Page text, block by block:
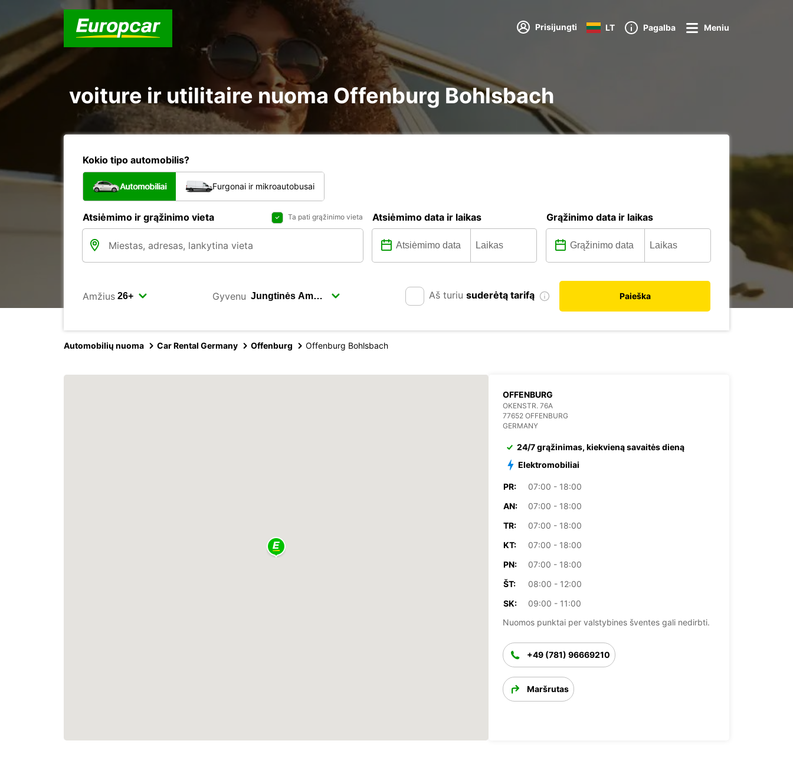
Prisijungti LT Pagalba Meniu
voiture ir utilitaire nuoma Offenburg Bohlsbach
Kokio tipo automobilis?
Automobiliai Furgonai ir mikroautobusai
Atsiėmimo ir grąžinimo vieta Ta pati grąžinimo vieta Atsiėmimo data ir laikas Grąžinimo data ir laikas
Amžius Gyvenu Aš turiu suderėtą tarifą Paieška
Automobilių nuoma Car Rental Germany Offenburg Offenburg Bohlsbach
OFFENBURG
OKENSTR. 76A
77652 OFFENBURG
GERMANY
24/7 grąžinimas, kiekvieną savaitės dieną
Elektromobiliai
PR:
07:00 - 18:00
AN:
07:00 - 18:00
TR:
07:00 - 18:00
KT:
07:00 - 18:00
PN:
07:00 - 18:00
ŠT:
08:00 - 12:00
SK:
09:00 - 11:00
Nuomos punktai per valstybines šventes gali nedirbti.
+49 (781) 96669210
Maršrutas